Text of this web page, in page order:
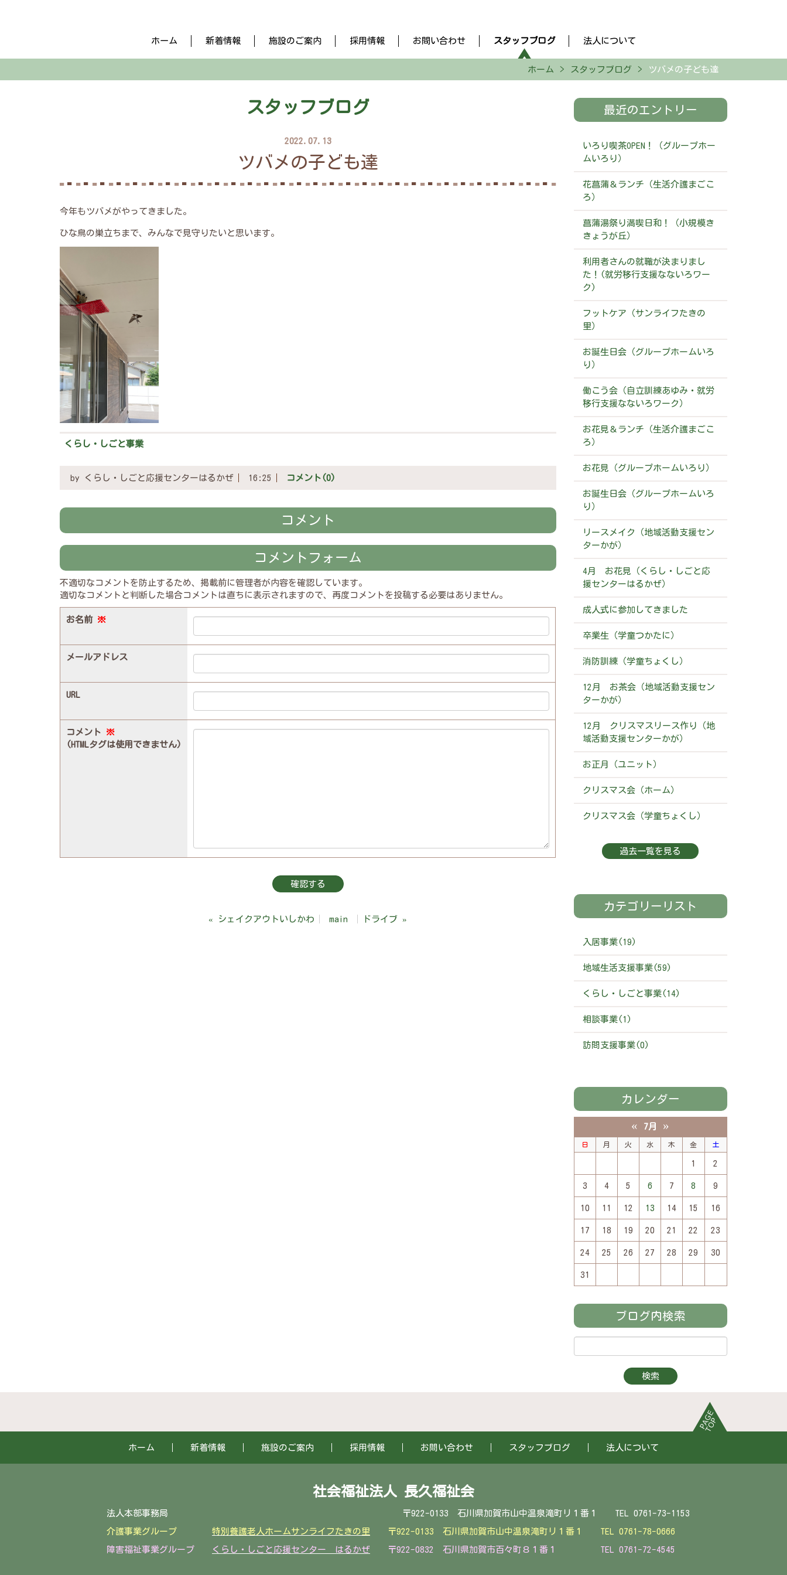
ホーム 新着情報 施設のご案内 採用情報 お問い合わせ スタッフブログ 法人について
ホーム スタッフブログ ツバメの子ども達
スタッフブログ
2022.07.13
ツバメの子ども達
今年もツバメがやってきました。
ひな鳥の巣立ちまで、みんなで見守りたいと思います。
くらし・しごと事業
by くらし・しごと応援センターはるかぜ 16:25 コメント(0)
コメント
コメントフォーム
不適切なコメントを防止するため、掲載前に管理者が内容を確認しています。
適切なコメントと判断した場合コメントは直ちに表示されますので、再度コメントを投稿する必要はありません。
お名前 ※
メールアドレス
URL
コメント ※
(HTMLタグは使用できません)
« シェイクアウトいしかわ main ドライブ »
最近のエントリー
いろり喫茶OPEN！（グループホー
ムいろり）
花菖蒲＆ランチ（生活介護まごこ
ろ）
菖蒲湯祭り満喫日和！（小規模き
きょうが丘）
利用者さんの就職が決まりまし
た！(就労移行支援なないろワー
ク)
フットケア（サンライフたきの
里）
お誕生日会（グループホームいろ
り）
働こう会（自立訓練あゆみ・就労
移行支援なないろワーク）
お花見＆ランチ（生活介護まごこ
ろ）
お花見（グループホームいろり）
お誕生日会（グループホームいろ
り）
リースメイク（地域活動支援セン
ターかが）
4月 お花見（くらし・しごと応
援センターはるかぜ）
成人式に参加してきました
卒業生（学童つかたに）
消防訓練（学童ちょくし）
12月 お茶会（地域活動支援セン
ターかが）
12月 クリスマスリース作り（地
域活動支援センターかが）
お正月（ユニット）
クリスマス会（ホーム）
クリスマス会（学童ちょくし）
過去一覧を見る
カテゴリーリスト
入居事業(19)
地域生活支援事業(59)
くらし・しごと事業(14)
相談事業(1)
訪問支援事業(0)
カレンダー
« 7月 »
日 月 火 水 木 金 土
1 2
3 4 5 6 7 8 9
10 11 12 13 14 15 16
17 18 19 20 21 22 23
24 25 26 27 28 29 30
31
ブログ内検索
ホーム 新着情報 施設のご案内 採用情報 お問い合わせ スタッフブログ 法人について
社会福祉法人 長久福祉会
法人本部事務局 〒922-0133 石川県加賀市山中温泉滝町リ１番１ TEL 0761-73-1153
介護事業グループ 特別養護老人ホームサンライフたきの里 〒922-0133 石川県加賀市山中温泉滝町リ１番１ TEL 0761-78-0666
障害福祉事業グループ くらし・しごと応援センター はるかぜ 〒922-0832 石川県加賀市百々町８１番１ TEL 0761-72-4545